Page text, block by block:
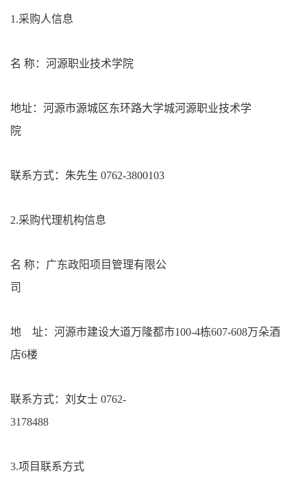
1.采购人信息
名 称： 河源职业技术学院
地址：河源市源城区东环路大学城河源职业技术学
院
联系方式： 朱先生 0762-3800103
2.采购代理机构信息
名 称：广东政阳项目管理有限公
司
地 址：河源市建设大道万隆都市100-4栋607-608万朵酒
店6楼
联系方式：刘女士 0762-
3178488
3.项目联系方式